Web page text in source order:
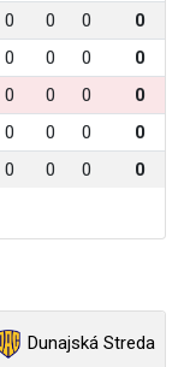
0 0 0
0
0 0 0
0
0 0 0
0
0 0 0
0
0 0 0 0
Dunajská Streda